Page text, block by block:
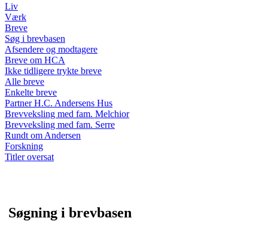
Liv
Værk
Breve
Søg i brevbasen
Afsendere og modtagere
Breve om HCA
Ikke tidligere trykte breve
Alle breve
Enkelte breve
Partner H.C. Andersens Hus
Brevveksling med fam. Melchior
Brevveksling med fam. Serre
Rundt om Andersen
Forskning
Titler oversat
Søgning i brevbasen